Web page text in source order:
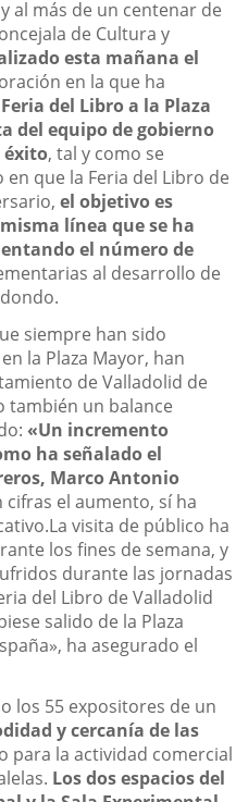
al más de un centenar de
de Cultura y
esta mañana el
en la que ha
del Libro a la Plaza
del equipo de gobierno
éxito, tal y como se
en que la Feria del Libro de
el objetivo es
línea que se ha
el número de
al desarrollo de
siempre han sido
la Plaza Mayor, han
de Valladolid de
también un balance
«Un incremento
ha señalado el
Marco Antonio
el aumento, sí ha
visita de público ha
los fines de semana, y
durante las jornadas
del Libro de Valladolid
salido de la Plaza
ha asegurado el
los 55 expositores de un
y cercanía de las
para la actividad comercial
Los dos espacios del